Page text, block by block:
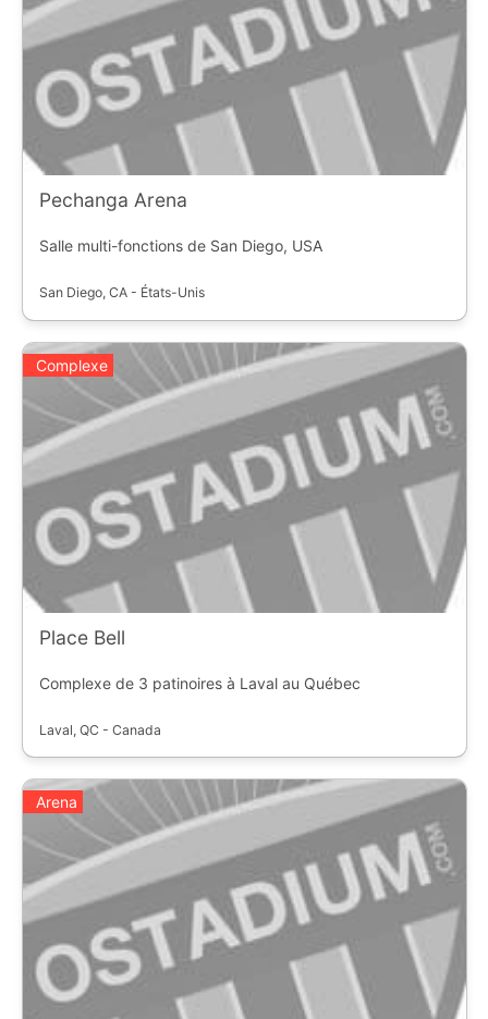
Pechanga Arena
Salle multi-fonctions de San Diego, USA
San Diego, CA - États-Unis
Complexe
Place Bell
Complexe de 3 patinoires à Laval au Québec
Laval, QC - Canada
Arena